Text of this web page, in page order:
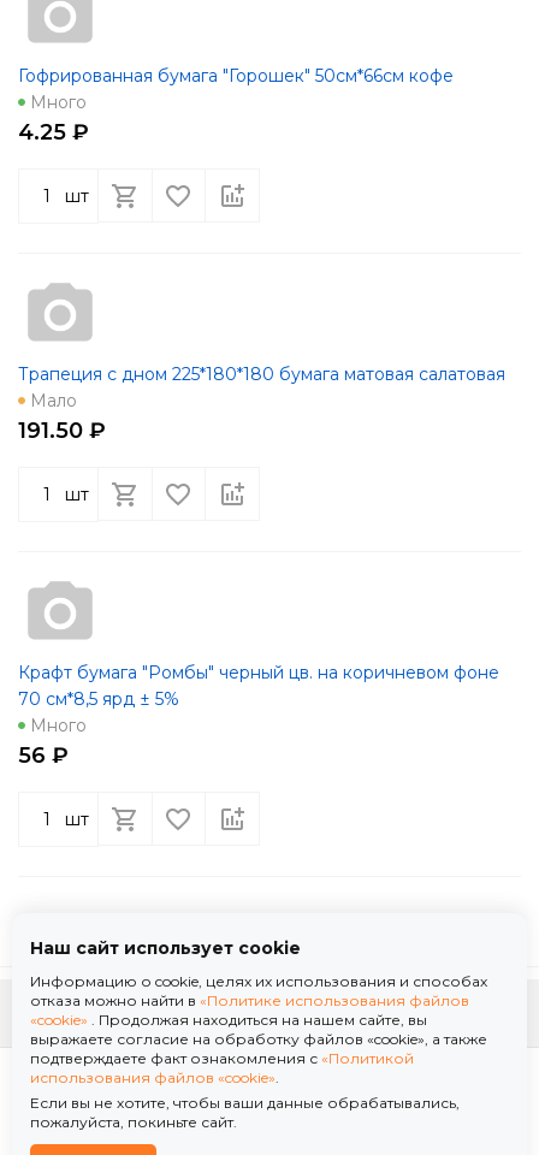
Гофрированная бумага "Горошек" 50см*66см кофе
Много
4.25 ₽
шт
Трапеция с дном 225*180*180 бумага матовая салатовая
Мало
191.50 ₽
шт
Крафт бумага "Ромбы" черный цв. на коричневом фоне
70 см*8,5 ярд ± 5%
Много
56 ₽
шт
К началу страницы
© 2026 ООО "Флор Мануфактура" .Все права защищены. Информация сайта защищена
Политика обработки персональных данных
Политика использования файлов «cookie»
Наш сайт использует cookie
Информацию о cookie, целях их использования и способах
отказа можно найти в «Политике использования файлов
«cookie» . Продолжая находиться на нашем сайте, вы
выражаете согласие на обработку файлов «cookie», а также
подтверждаете факт ознакомления с «Политикой
использования файлов «cookie».
Если вы не хотите, чтобы ваши данные обрабатывались,
пожалуйста, покиньте сайт.